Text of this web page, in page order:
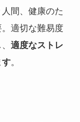
間、健康のた
適切な難易度
適度なストレ
す。